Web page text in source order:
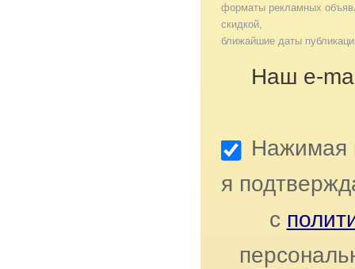
форматы рекламных
скидкой,
ближайшие даты
Наш e-
Нажимая
я
с